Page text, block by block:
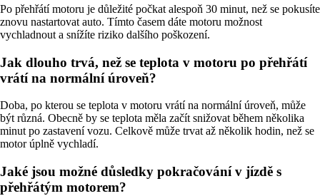
Po přehřátí motoru je důležité počkat alespoň 30 minut, než se pokusíte
znovu nastartovat auto. Tímto časem dáte motoru možnost
vychladnout a snížíte riziko dalšího poškození.
Jak dlouho trvá, než se teplota v motoru po přehřátí
vrátí na normální úroveň?
Doba, po kterou se teplota v motoru vrátí na normální úroveň, může
být různá. Obecně by se teplota měla začít snižovat během několika
minut po zastavení vozu. Celkově může trvat až několik hodin, než se
motor úplně vychladí.
Jaké jsou možné důsledky pokračování v jízdě s
přehřátým motorem?